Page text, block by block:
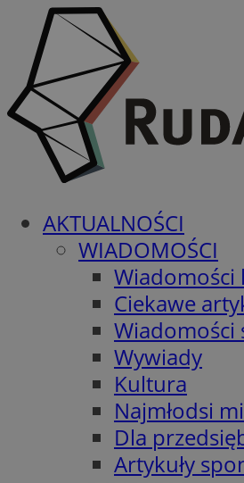
AKTUALNOŚCI
WIADOMOŚCI
Wiadomości
Ciekawe
Wywiady
Kultura
Najmłodsi
Dla
Artykuły